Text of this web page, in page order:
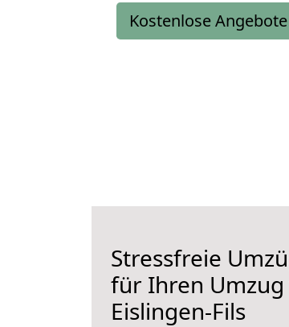
Kostenlose
Stressfreie
für Ihren Umzug
Eislingen-Fils